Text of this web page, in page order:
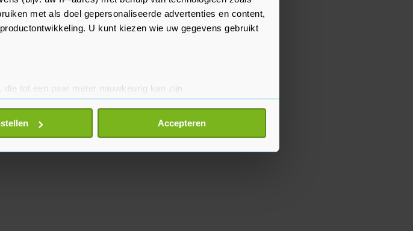
met als doel gepersonaliseerde advertenties en content,
U kunt kiezen wie uw gegevens gebruikt
tot een paar meter nauwkeurig kan zijn
specifieke eigenschappen (fingerprinting)
en stel uw voorkeuren in het
detailgedeelte
Accepteren